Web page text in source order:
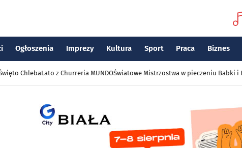
Ogłoszenia Imprezy Kultura Sport Praca Biznes
ChlebaLato z Churreria MUNDOŚwiatowe Mistrzostwa w pieczeniu Babki i